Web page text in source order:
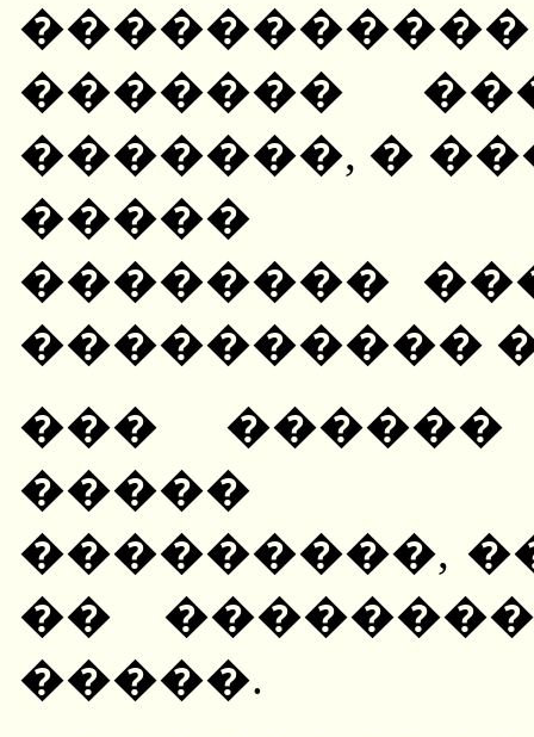
�������
�������, �
�����
��������
����������
���
�����
���������,
��
�����.